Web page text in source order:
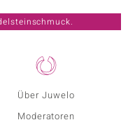
Über Juwelo
Moderatoren